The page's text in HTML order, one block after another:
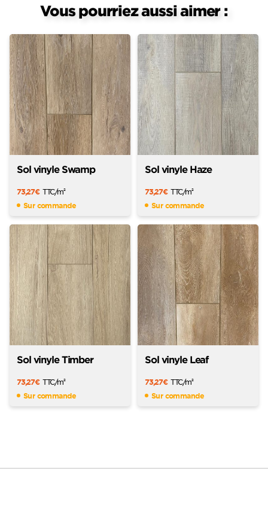
Vous pourriez aussi aimer :
Sol vinyle Swamp
73,27€ TTC/m2
Sur commande
Sol vinyle Haze
73,27€ TTC/m2
Sur commande
Sol vinyle Timber
73,27€ TTC/m2
Sur commande
Sol vinyle Leaf
73,27€ TTC/m2
Sur commande